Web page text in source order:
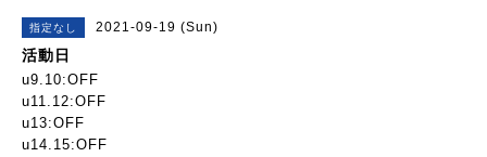
指定なし 2021-09-19 (Sun)
活動日
u9.10:OFF
u11.12:OFF
u13:OFF
u14.15:OFF